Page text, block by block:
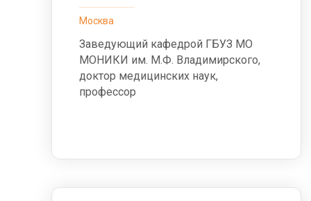
Москва
Заведующий кафедрой ГБУЗ МО
МОНИКИ им. М.Ф. Владимирского,
доктор медицинских наук,
профессор